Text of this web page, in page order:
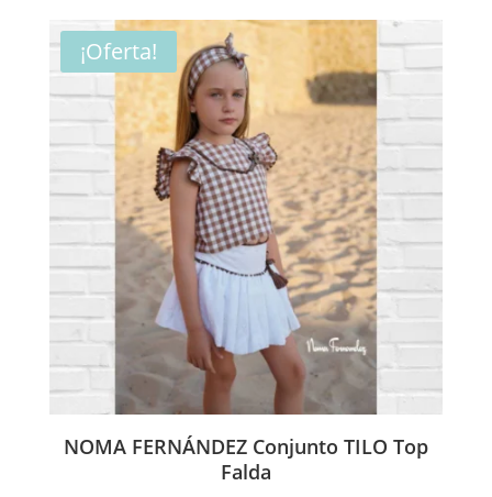
original
144,00€.
actual
es:
72,00€.
¡Oferta!
NOMA FERNÁNDEZ Conjunto TILO Top
Falda